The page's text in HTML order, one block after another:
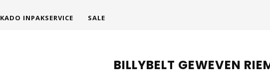
KADO INPAKSERVICE SALE
BILLYBELT GEWEVEN